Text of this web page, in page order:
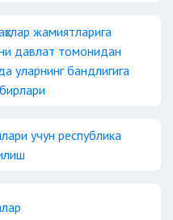
жамиятларига
давлат томонидан
уларнинг бандлигига
учун республика